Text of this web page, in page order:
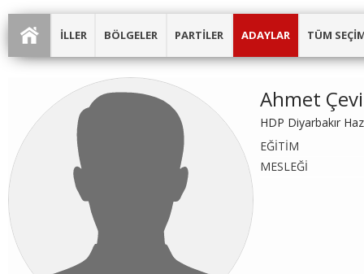
İLLER BÖLGELER PARTİLER ADAYLAR TÜM
Ahmet
HDP Diyarbakır
EĞİTİM
MESLEĞİ